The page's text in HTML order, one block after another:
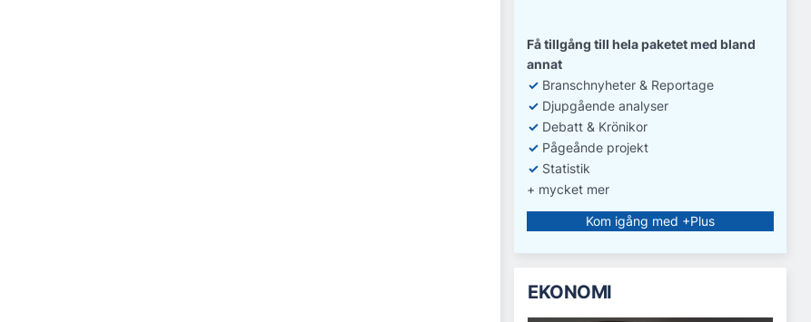
Få tillgång till hela paketet med bland
annat
✓ Branschnyheter & Reportage
✓ Djupgående analyser
✓ Debatt & Krönikor
✓ Pågeånde projekt
✓ Statistik
+ mycket mer
Kom igång med +Plus
EKONOMI